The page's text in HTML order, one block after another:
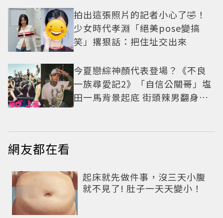
拍出這張照片的記者小心了🤣！
少女時代孝淵「絕美pose變搞
笑」撂狠話：把住址交出來
今夏戀綜神顏代表登場？《不良
一族尋愛記2》「自信公關哥」塩
田一馬背景起底 街頭辣男翻身當
網友都在看
起床就先做件事，沒三天小腹
就不見了! 肚子一天天變小！
PR